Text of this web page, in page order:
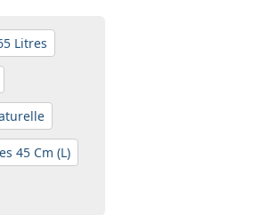
Litres
45 Cm (L)